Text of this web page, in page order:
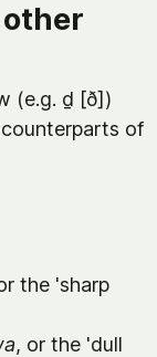
other
(e.g. ḏ [ð])
of
the 'sharp
, or the 'dull